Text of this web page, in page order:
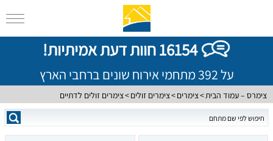
16154 חוות דעת אמיתיות!
על 392 מתחמי אירוח שונים ברחבי הארץ
צימרס – עמוד הבית צימרים צימרים זולים צימרים זולים לדתיים